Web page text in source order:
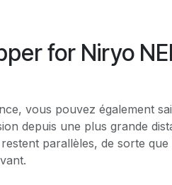
for Niryo
vous pouvez également
depuis une plus grande
parallèles, de sorte que